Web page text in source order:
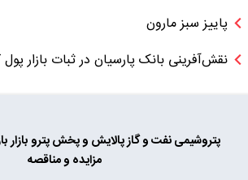
پاییز سبز مارون
نقش‌آفرینی بانک پارسیان در ثبات بازار
پتروشیمینفت و گازپالایش و پخشپترو بازار
مزایده و مناقصه